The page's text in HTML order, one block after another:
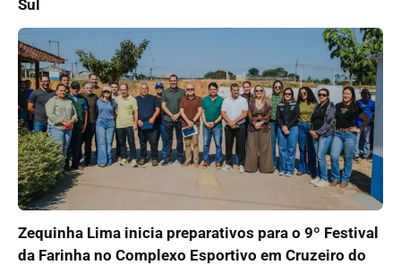
Sul
Zequinha Lima inicia preparativos para o 9º Festival
da Farinha no Complexo Esportivo em Cruzeiro do